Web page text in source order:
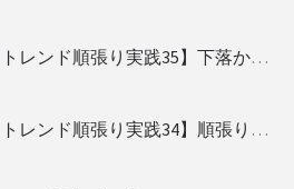
勝てるBO攻略【トレンド順張り実践35】下落からの反発を見極める
勝てるBO攻略【トレンド順張り実践34】順張りに適した変動